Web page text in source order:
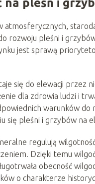
atmosferycznych,
rozwoju pleśni i
jest sprawą
się do elewacji przez
dla zdrowia ludzi i
warunków
się pleśni i grzybów na
regulują
Dzięki temu
obecność
o charakterze